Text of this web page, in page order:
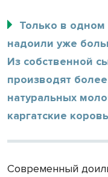
Только в одном
надоили уже
Из собственной
производят
натуральных
каргатские
Современный